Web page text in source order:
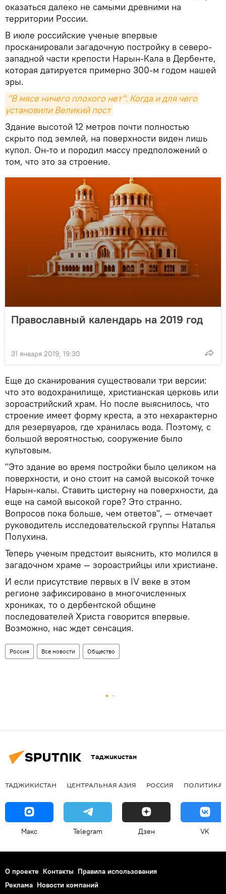
оказаться далеко не самыми древними на
территории России.
В июле российские ученые впервые
просканировали загадочную постройку в северо-
западной части крепости Нарын-Кала в Дербенте,
которая датируется примерно 300-м годом нашей
эры.
"В мясе ничего плохого нет". Когда и для чего
установили Великий пост
Здание высотой 12 метров почти полностью
скрыто под землей, на поверхности виден лишь
купол. Он-то и породил массу предположений о
том, что это за строение.
Православный календарь на 2019 год
31 января 2019, 19:30
Еще до сканирования существовали три версии:
что это водохранилище, христианская церковь или
зороастрийский храм. Но после выяснилось, что
строение имеет форму креста, а это нехарактерно
для резервуаров, где хранилась вода. Поэтому, с
большой вероятностью, сооружение было
культовым.
"Это здание во время постройки было целиком на
поверхности, и оно стоит на самой высокой точке
Нарын-калы. Ставить цистерну на поверхности, да
еще на самой высокой горе? Это странно.
Вопросов пока больше, чем ответов", — отмечает
руководитель исследовательской группы Наталья
Полухина.
Теперь ученым предстоит выяснить, кто молился в
загадочном храме — зороастрийцы или христиане.
И если присутствие первых в IV веке в этом
регионе зафиксировано в многочисленных
хрониках, то о дербентской общине
последователей Христа говорится впервые.
Возможно, нас ждет сенсация.
Россия Все новости Общество
Таджикистан
ТАДЖИКИСТАН ЦЕНТРАЛЬНАЯ АЗИЯ РОССИЯ ПОЛИТИКА
Макс Telegram Дзен VK
О проекте Контакты Правила использования
Реклама Новости компаний